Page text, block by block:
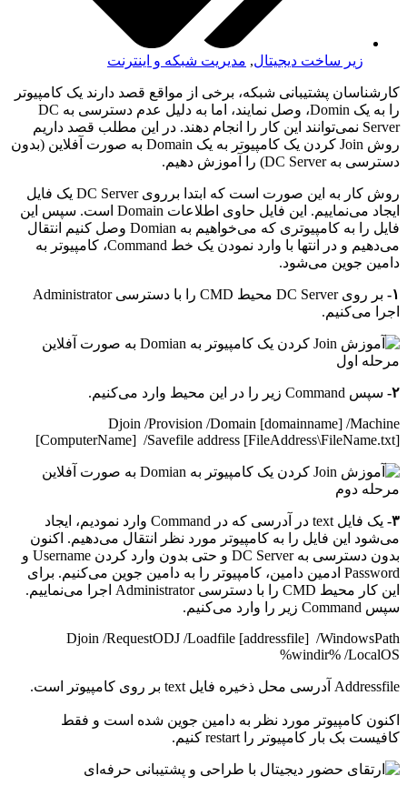
زیر ساخت دیجیتال, مدیریت شبکه و اینترنت
کارشناسان پشتیبانی شبکه، برخی از مواقع قصد دارند یک کامپیوتر
را به یک Domin، وصل نمایند، اما به دلیل عدم دسترسی به DC
Server نمی‌توانند این کار را انجام دهند. در این مطلب قصد داریم
روش Join کردن یک کامپیوتر به یک Domain به صورت آفلاین (بدون
دسترسی به DC Server) را آموزش دهیم.
روش کار به این صورت است که ابتدا برروی DC Server یک فایل
ایجاد می‌نماییم. این فایل حاوی اطلاعات Domain است. سپس این
فایل را به کامپیوتری که می‌خواهیم به Domian وصل کنیم انتقال
می‌دهیم و در انتها با وارد نمودن یک خط Command، کامپیوتر به
دامین جوین می‌شود.
۱-
بر روی DC Server محیط CMD را با دسترسی Administrator
اجرا می‌کنیم.
۲- سپس Command زیر را در این محیط وارد می‌کنیم.
Djoin /Provision /Domain [domainname] /Machine
[ComputerName] /Savefile address [FileAddress\FileName.txt]
۳-
یک فایل text در آدرسی که در Command وارد نمودیم، ایجاد
می‌شود این فایل را به کامپیوتر مورد نظر انتقال می‌دهیم. اکنون
بدون دسترسی به DC Server و حتی بدون وارد کردن Username و
Password ادمین دامین، کامپیوتر را به دامین جوین می‌کنیم. برای
این کار محیط CMD را با دسترسی Administrator اجرا می‌نماییم.
سپس Command زیر را وارد می‌کنیم.
Djoin /RequestODJ /Loadfile [addressfile] /WindowsPath
%windir% /LocalOS
Addressfile آدرسی محل ذخیره فایل text بر روی کامپیوتر است.
اکنون کامپیوتر مورد نظر به دامین جوین شده است و فقط
کافیست بک بار کامپیوتر را restart کنیم.